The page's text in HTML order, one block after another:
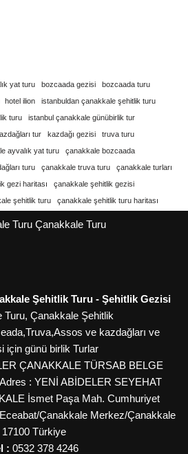
yat turu bozcaada gezisi
bozcaada turu
hotel ilion
istanbuldan çanakkale şehitlik turu
turu
istanbul çanakkale günübirlik tur
tur kazdağı gezisi
truva turu
ayvalık yat turu
çanakkale bozcaada
turu çanakkale truva turu
çanakkale turları
gezi haritası
çanakkale şehitlik gezisi
şehitlik turu çanakkale şehitlik turu haritası
Turu Çanakkale Turu
Şehitlik Turu - Şehitlik Gezisi
Turu, Çanakkale Şehitlik
ve kazdağları ve
için günü birlik Turlar
ÇANAKKALE TÜRSAB BELGE
: YENİ ABİDELER SEYEHAT
İsmet Paşa Mah. Cumhuriyet
Çanakkale Merkez/Çanakkale
17100 Türkiye
: 0532 378 4246